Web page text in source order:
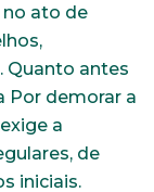
ato de
Quanto antes
Por demorar a
a
de
iniciais.